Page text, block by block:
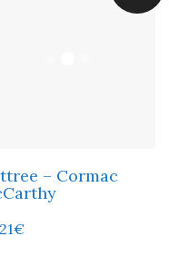
– Cormac
€